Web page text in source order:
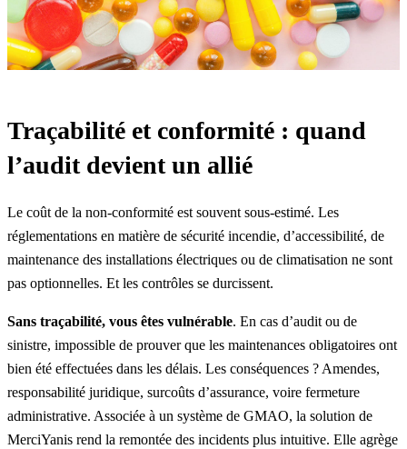
Traçabilité et conformité : quand
l’audit devient un allié
Le coût de la non-conformité est souvent sous-estimé. Les
réglementations en matière de sécurité incendie, d’accessibilité, de
maintenance des installations électriques ou de climatisation ne sont
pas optionnelles. Et les contrôles se durcissent.
Sans traçabilité, vous êtes vulnérable. En cas d’audit ou de
sinistre, impossible de prouver que les maintenances obligatoires ont
bien été effectuées dans les délais. Les conséquences ? Amendes,
responsabilité juridique, surcoûts d’assurance, voire fermeture
administrative. Associée à un système de GMAO, la solution de
MerciYanis rend la remontée des incidents plus intuitive. Elle agrège